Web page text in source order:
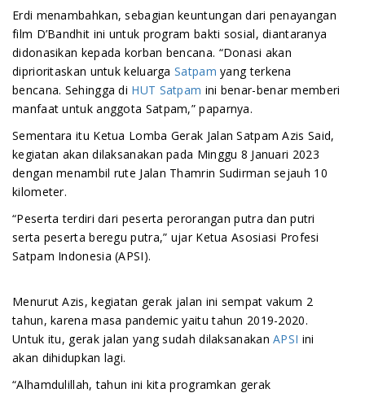
Erdi menambahkan, sebagian keuntungan dari penayangan
film D’Bandhit ini untuk program bakti sosial, diantaranya
didonasikan kepada korban bencana. “Donasi akan
diprioritaskan untuk keluarga Satpam yang terkena
bencana. Sehingga di HUT Satpam ini benar-benar memberi
manfaat untuk anggota Satpam,” paparnya.
Sementara itu Ketua Lomba Gerak Jalan Satpam Azis Said,
kegiatan akan dilaksanakan pada Minggu 8 Januari 2023
dengan menambil rute Jalan Thamrin Sudirman sejauh 10
kilometer.
“Peserta terdiri dari peserta perorangan putra dan putri
serta peserta beregu putra,” ujar Ketua Asosiasi Profesi
Satpam Indonesia (APSI).
Menurut Azis, kegiatan gerak jalan ini sempat vakum 2
tahun, karena masa pandemic yaitu tahun 2019-2020.
Untuk itu, gerak jalan yang sudah dilaksanakan APSI ini
akan dihidupkan lagi.
“Alhamdulillah, tahun ini kita programkan gerak